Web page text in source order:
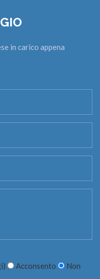
in carico appena
) Acconsento
Non